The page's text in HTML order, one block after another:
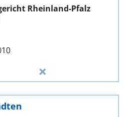
Rheinland-Pfalz